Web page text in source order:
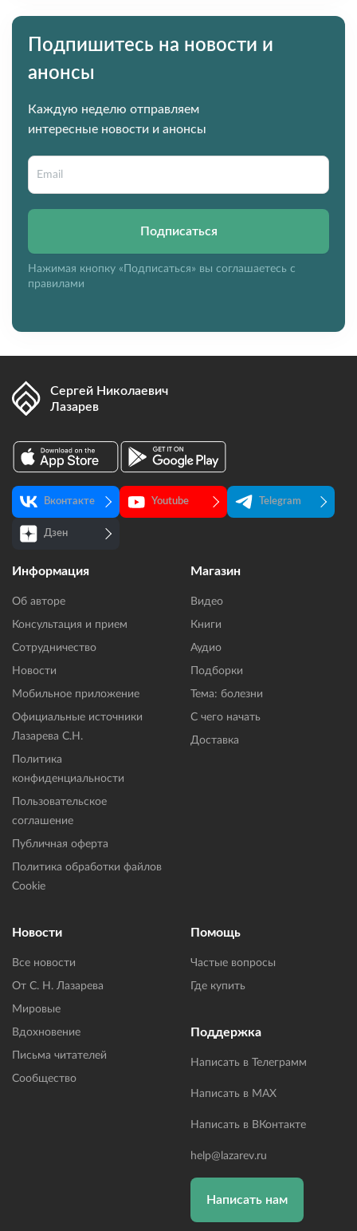
Подпишитесь на новости и
анонсы
Каждую неделю отправляем
интересные новости и анонсы
Подписаться
Нажимая кнопку «Подписаться» вы соглашаетесь с
правилами
Сергей Николаевич
Лазарев
Вконтакте Youtube Telegram
Дзен
Информация
Об авторе
Консультация и прием
Сотрудничество
Новости
Мобильное приложение
Официальные источники
Лазарева С.Н.
Политика
конфиденциальности
Пользовательское
соглашение
Публичная оферта
Политика обработки файлов
Cookie
Магазин
Видео
Книги
Аудио
Подборки
Тема: болезни
С чего начать
Доставка
Новости
Все новости
От С. Н. Лазарева
Мировые
Вдохновение
Письма читателей
Сообщество
Помощь
Частые вопросы
Где купить
Поддержка
Написать в Телеграмм
Написать в MAX
Написать в ВКонтакте
help@lazarev.ru
Написать нам